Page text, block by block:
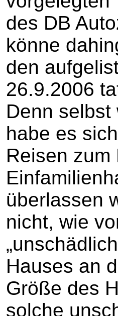
des DB
könne
den
26.9.2006
Denn
habe es
Reisen zum
überlassen
nicht, wie
Hauses an
Größe des
solche